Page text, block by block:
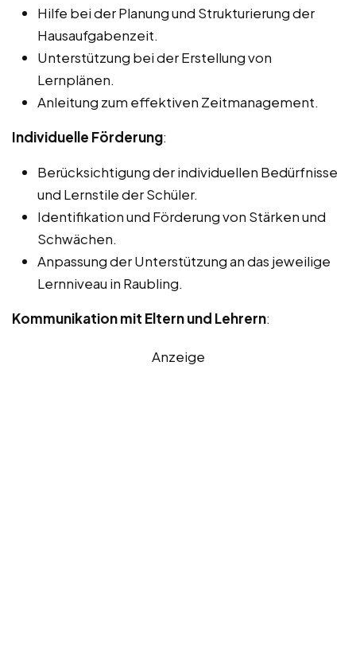
Hilfe bei der Planung und Strukturierung der
Hausaufgabenzeit.
Unterstützung bei der Erstellung von
Lernplänen.
Anleitung zum effektiven Zeitmanagement.
Individuelle Förderung:
Berücksichtigung der individuellen Bedürfnisse
und Lernstile der Schüler.
Identifikation und Förderung von Stärken und
Schwächen.
Anpassung der Unterstützung an das jeweilige
Lernniveau in Raubling.
Kommunikation mit Eltern und Lehrern:
Anzeige